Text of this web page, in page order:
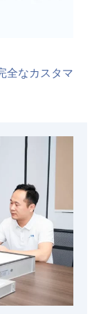
全なカスタマ